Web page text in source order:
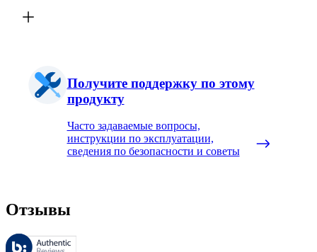
Получите поддержку по этому
продукту
Часто задаваемые вопросы,
инструкции по эксплуатации,
сведения по безопасности и советы
Отзывы
Этими отзывами управляет компания Bazaarvoice. Они